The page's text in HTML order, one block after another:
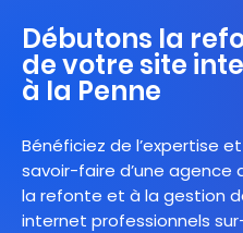
Débutons la
de votre site
à la Penne
Bénéficiez de l’expertise
savoir-faire d’une agence
la refonte et à la gestion
internet professionnels